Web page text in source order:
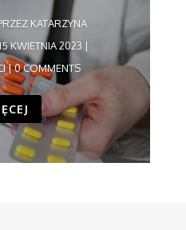
KATARZYNA
KWIETNIA 2023 |
| 0 COMMENTS